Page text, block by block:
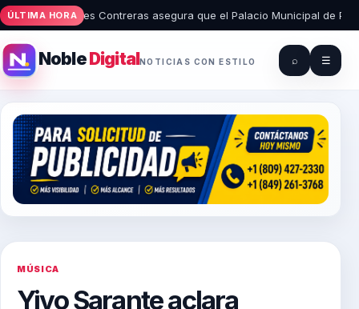
ÚLTIMA HORA
Radhames Contreras asegura que el Palacio Municipal de
NobleDigitalNOTICIAS CON ESTILO ⌕ ☰
MÚSICA
Yiyo Sarante aclara